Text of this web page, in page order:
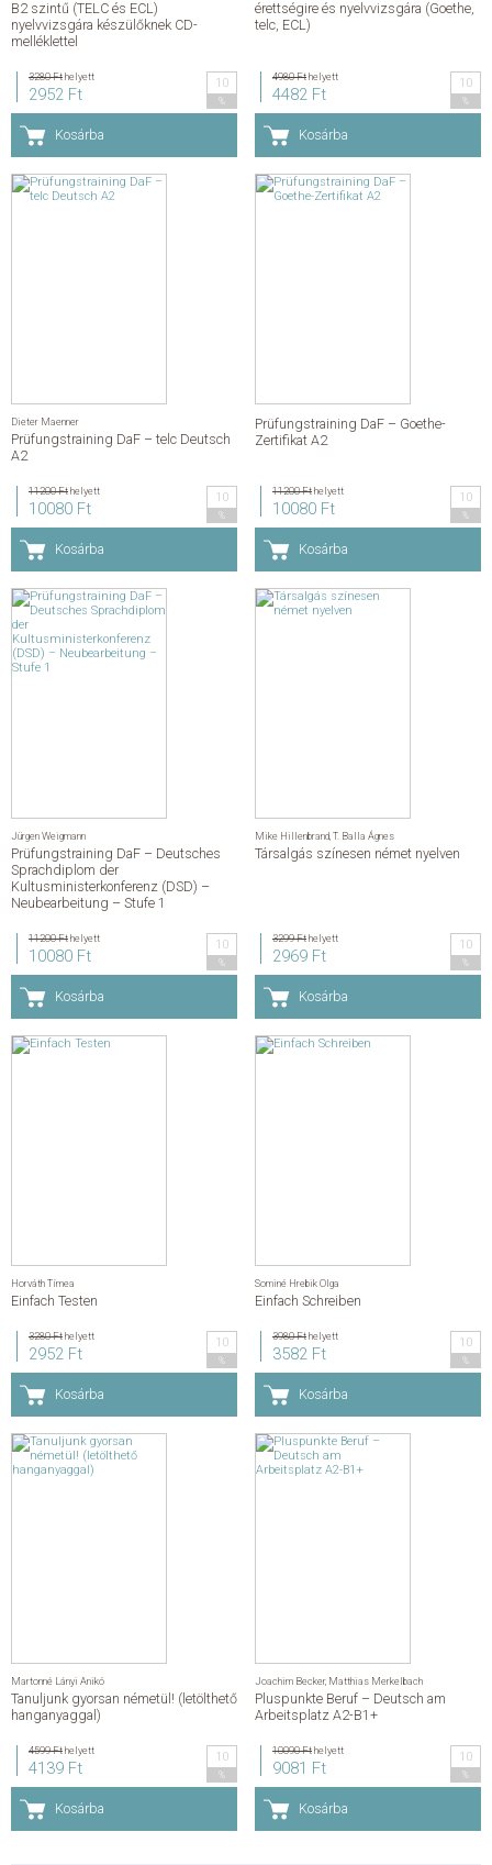
B2 szintű (TELC és ECL)
nyelvvizsgára készülőknek CD-
melléklettel
3280 Fthelyett
2952 Ft
10
Kosárba
érettségire és nyelvvizsgára (Goethe,
telc, ECL)
4980 Fthelyett
4482 Ft
10
Kosárba
Dieter Maenner
Prüfungstraining DaF – telc Deutsch
A2
11200 Fthelyett
10080 Ft
10
Kosárba
Prüfungstraining DaF – Goethe-
Zertifikat A2
11200 Fthelyett
10080 Ft
10
Kosárba
Jürgen Weigmann
Prüfungstraining DaF – Deutsches
Sprachdiplom der
Kultusministerkonferenz (DSD) –
Neubearbeitung – Stufe 1
11200 Fthelyett
10080 Ft
10
Kosárba
Mike Hillenbrand T. Balla Ágnes
Társalgás színesen német nyelven
3299 Fthelyett
2969 Ft
10
Kosárba
Horváth Tímea
Einfach Testen
3280 Fthelyett
2952 Ft
10
Kosárba
Sominé Hrebik Olga
Einfach Schreiben
3980 Fthelyett
3582 Ft
10
Kosárba
Martonné Lányi Anikó
Tanuljunk gyorsan németül! (letölthető
hanganyaggal)
4599 Fthelyett
4139 Ft
10
Kosárba
Joachim Becker, Matthias Merkelbach
Pluspunkte Beruf – Deutsch am
Arbeitsplatz A2-B1+
10090 Fthelyett
9081 Ft
10
Kosárba